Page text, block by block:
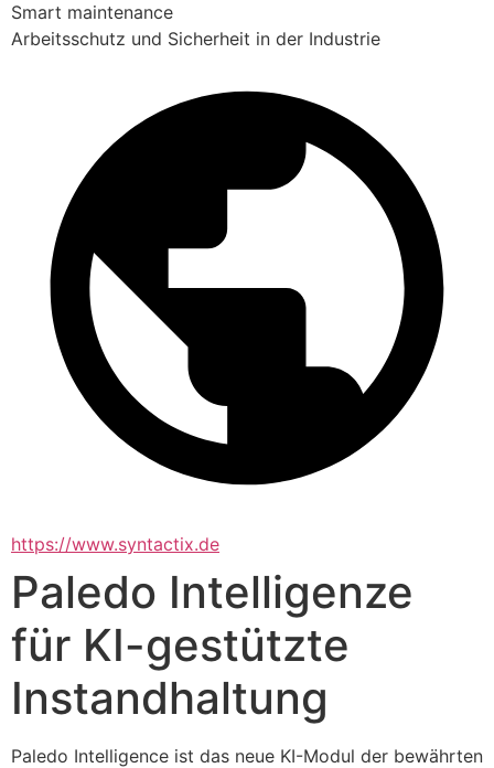
Smart maintenance
Arbeitsschutz und Sicherheit in der Industrie
https://www.syntactix.de
Paledo Intelligenze
für KI-gestützte
Instandhaltung
Paledo Intelligence ist das neue KI-Modul der bewährten